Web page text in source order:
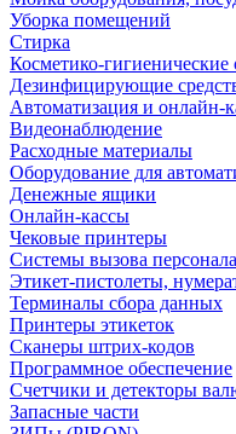
Уборка помещений
Стирка
Косметико-гигиенические
Дезинфицирующие
Автоматизация и онлайн-
Видеонаблюдение
Расходные материалы
Оборудование для
Денежные ящики
Онлайн-кассы
Чековые принтеры
Системы вызова персонала
Этикет-пистолеты,
Терминалы сбора данных
Принтеры этикеток
Сканеры штрих-кодов
Программное обеспечение
Счетчики и детекторы
Запасные части